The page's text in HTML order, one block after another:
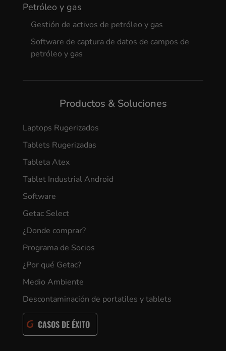
Petróleo y gas
Gestión de activos de petróleo y gas
Software de captura de datos de campos de
petróleo y gas
Productos & Soluciones
Laptops Rugerizados
Tablets Rugerizadas
Tableta Atex
Tablet Industrial Android
Software
Getac Select
¿Donde comprar?
Programa de Socios
¿Por qué Getac?
Medio Ambiente
Descontaminación de portatiles y tablets
CASOS DE ÉXITO